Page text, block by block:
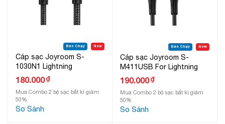
Bán Chạy New
Cáp sạc Joyroom S-
1030N1 Lightning
180.000₫
Mua Combo 2 bộ sạc bất kì giảm
50%
So Sánh
Bán Chạy New
Cáp sạc Joyroom S-
M411USB For Lightning
190.000₫
Mua Combo 2 bộ sạc bất kì giảm
50%
So Sánh